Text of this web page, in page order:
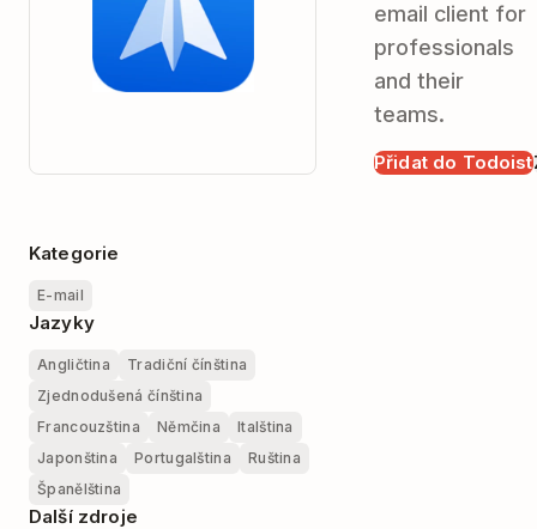
email client for
professionals
and their
teams.
Přidat do Todoist
Kategorie
E-mail
Jazyky
Angličtina
Tradiční čínština
Zjednodušená čínština
Francouzština
Němčina
Italština
Japonština
Portugalština
Ruština
Španělština
Další zdroje